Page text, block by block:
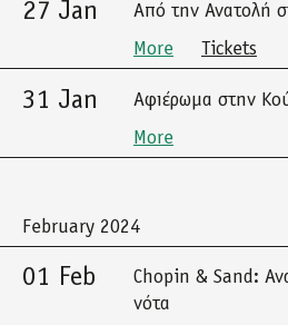
27 Jan
Από την Ανατολή
More
Tickets
31 Jan
Αφιέρωμα στην
More
February 2024
01 Feb
Chopin & Sand:
νότα